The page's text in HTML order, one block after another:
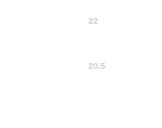
22
20.5